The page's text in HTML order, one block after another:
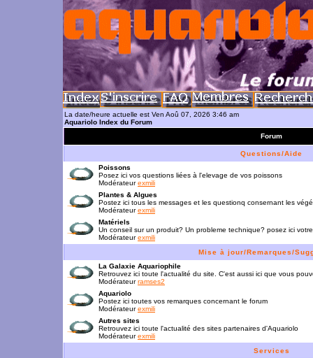
La date/heure actuelle est Ven Aoû 07, 2026 3:46 am
Aquariolo Index du Forum
Forum
Questions/Aide
Poissons
Posez ici vos questions liées à l'elevage de vos poissons
Modérateurexmili
Plantes & Algues
Postez ici tous les messages et les questionq consernant les
Modérateurexmili
Matériels
Un conseil sur un produit? Un probleme technique? posez ici
Modérateurexmili
Mise à jour/Remarques/
La Galaxie Aquariophile
Retrouvez ici toute l'actualité du site. C'est aussi ici que vous
Modérateurramses2
Aquariolo
Postez ici toutes vos remarques concernant le forum
Modérateurexmili
Autres sites
Retrouvez ici toute l'actualité des sites partenaires d'Aquariolo
Modérateurexmili
Services